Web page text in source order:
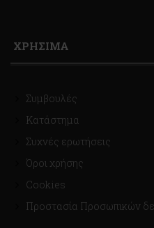
ΧΡΗΣΙΜΑ
Συμβουλές
Κατάστημα
Συχνές ερωτήσεις
Όροι χρήσης
Cookies
Προστασία Προσωπικών